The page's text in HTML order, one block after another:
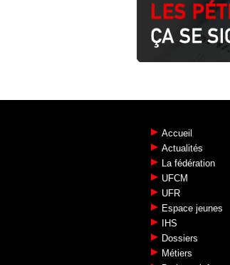
Accueil
Actualités
La fédération
UFCM
UFR
Espace jeunes
IHS
Dossiers
Métiers